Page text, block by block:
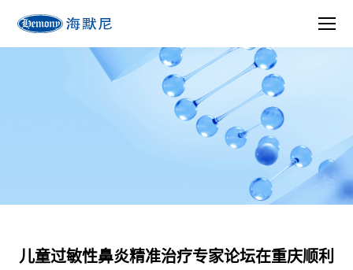
儿童过敏性鼻炎精准治疗专家论坛在重庆顺利